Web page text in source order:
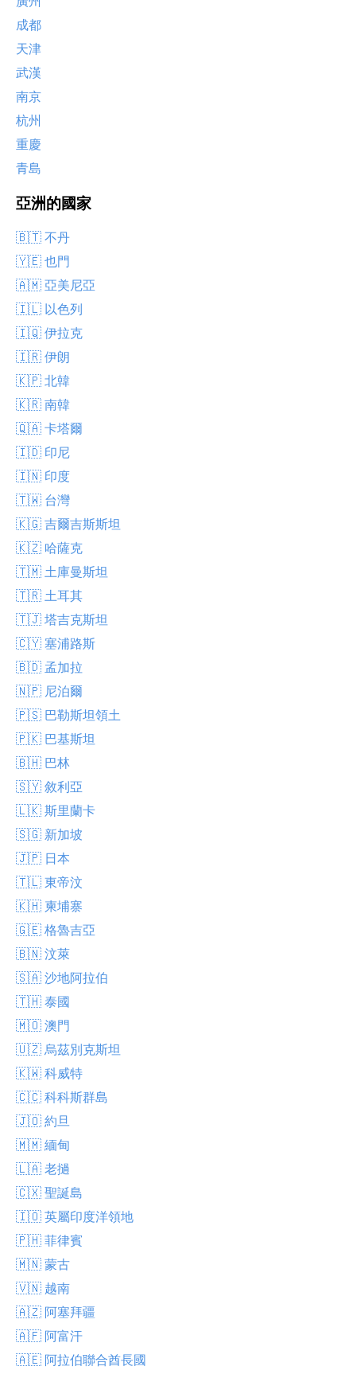
成都
天津
武漢
南京
杭州
重慶
青島
亞洲的國家
🇧🇹 不丹
🇾🇪 也門
🇦🇲 亞美尼亞
🇮🇱 以色列
🇮🇶 伊拉克
🇮🇷 伊朗
🇰🇵 北韓
🇰🇷 南韓
🇶🇦 卡塔爾
🇮🇩 印尼
🇮🇳 印度
🇹🇼 台灣
🇰🇬 吉爾吉斯斯坦
🇰🇿 哈薩克
🇹🇲 土庫曼斯坦
🇹🇷 土耳其
🇹🇯 塔吉克斯坦
🇨🇾 塞浦路斯
🇧🇩 孟加拉
🇳🇵 尼泊爾
🇵🇸 巴勒斯坦領土
🇵🇰 巴基斯坦
🇧🇭 巴林
🇸🇾 敘利亞
🇱🇰 斯里蘭卡
🇸🇬 新加坡
🇯🇵 日本
🇹🇱 東帝汶
🇰🇭 柬埔寨
🇬🇪 格魯吉亞
🇧🇳 汶萊
🇸🇦 沙地阿拉伯
🇹🇭 泰國
🇲🇴 澳門
🇺🇿 烏茲別克斯坦
🇰🇼 科威特
🇨🇨 科科斯群島
🇯🇴 約旦
🇲🇲 緬甸
🇱🇦 老撾
🇨🇽 聖誕島
🇮🇴 英屬印度洋領地
🇵🇭 菲律賓
🇲🇳 蒙古
🇻🇳 越南
🇦🇿 阿塞拜疆
🇦🇫 阿富汗
🇦🇪 阿拉伯聯合酋長國